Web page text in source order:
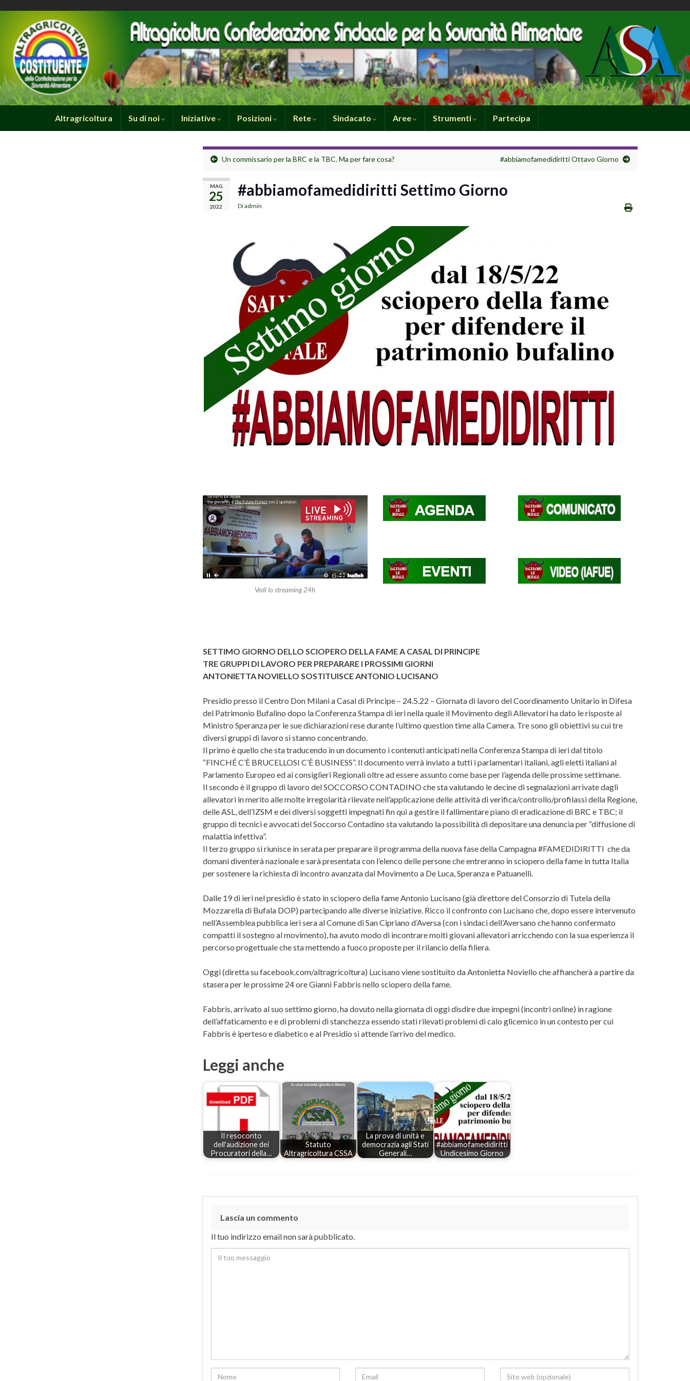
Altragricoltura Su di noi Iniziative Posizioni Rete Sindacato Aree Strumenti Partecipa
Un commissario per la BRC e la TBC. Ma per fare cosa? #abbiamofamedidiritti Ottavo Giorno
MAG
25
2022
#abbiamofamedidiritti Settimo Giorno
Diadmin
Vedi lo streaming 24h
SETTIMO GIORNO DELLO SCIOPERO DELLA FAME A CASAL DI PRINCIPE
TRE GRUPPI DI LAVORO PER PREPARARE I PROSSIMI GIORNI
ANTONIETTA NOVIELLO SOSTITUISCE ANTONIO LUCISANO
Presidio presso il Centro Don Milani a Casal di Principe – 24.5.22 – Giornata di lavoro del Coordinamento Unitario in Difesa
del Patrimonio Bufalino dopo la Conferenza Stampa di ieri nella quale il Movimento degli Allevatori ha dato le risposte al
Ministro Speranza per le sue dichiarazioni rese durante l’ultimo question time alla Camera. Tre sono gli obiettivi su cui tre
diversi gruppi di lavoro si stanno concentrando.
Il primo è quello che sta traducendo in un documento i contenuti anticipati nella Conferenza Stampa di ieri dal titolo
“FINCHÉ C’È BRUCELLOSI C’È BUSINESS”. Il documento verrà inviato a tutti i parlamentari italiani, agli eletti italiani al
Parlamento Europeo ed ai consiglieri Regionali oltre ad essere assunto come base per l’agenda delle prossime settimane.
Il secondo è il gruppo di lavoro del SOCCORSO CONTADINO che sta valutando le decine di segnalazioni arrivate dagli
allevatori in merito alle molte irregolarità rilevate nell’applicazione delle attività di verifica/controllo/profilassi della Regione,
delle ASL, dell’IZSM e dei diversi soggetti impegnati fin qui a gestire il fallimentare piano di eradicazione di BRC e TBC; il
gruppo di tecnici e avvocati del Soccorso Contadino sta valutando la possibilità di depositare una denuncia per “diffusione di
malattia infettiva”.
Il terzo gruppo si riunisce in serata per preparare il programma della nuova fase della Campagna #FAMEDIDIRITTI che da
domani diventerà nazionale e sarà presentata con l’elenco delle persone che entreranno in sciopero della fame in tutta Italia
per sostenere la richiesta di incontro avanzata dal Movimento a De Luca, Speranza e Patuanelli.
Dalle 19 di ieri nel presidio è stato in sciopero della fame Antonio Lucisano (già direttore del Consorzio di Tutela della
Mozzarella di Bufala DOP) partecipando alle diverse iniziative. Ricco il confronto con Lucisano che, dopo essere intervenuto
nell’Assemblea pubblica ieri sera al Comune di San Cipriano d’Aversa (con i sindaci dell’Aversano che hanno confermato
compatti il sostegno al movimento), ha avuto modo di incontrare molti giovani allevatori arricchendo con la sua esperienza il
percorso progettuale che sta mettendo a fuoco proposte per il rilancio della filiera.
Oggi (diretta su facebook.com/altragricoltura) Lucisano viene sostituito da Antonietta Noviello che affiancherà a partire da
stasera per le prossime 24 ore Gianni Fabbris nello sciopero della fame.
Fabbris, arrivato al suo settimo giorno, ha dovuto nella giornata di oggi disdire due impegni (incontri online) in ragione
dell’affaticamento e e di problemi di stanchezza essendo stati rilevati problemi di calo glicemico in un contesto per cui
Fabbris è iperteso e diabetico e al Presidio si attende l’arrivo del medico.
Leggi anche
Il resoconto
dell'audizione dei
Procuratori della…
Statuto
Altragricoltura CSSA
La prova di unità e
democrazia agli Stati
Generali…
#abbiamofamedidiritti
Undicesimo Giorno
Lascia un commento
Il tuo indirizzo email non sarà pubblicato.